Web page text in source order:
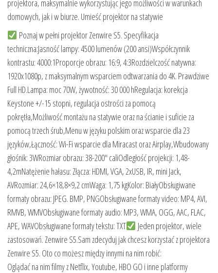
projektora, maksymalnie wykorzystując jego możliwości w warunkach
domowych, jak i w biurze. Umieść projektor na statywie
Poznaj w pełni projektor Zenwire S5. Specyfikacja
techniczna:Jasność lampy: 4500 lumenów (200 ansi)Współczynnik
kontrastu: 4000:1Proporcje obrazu: 16:9, 4:3Rozdzielczość natywna:
1920x1080p, z maksymalnym wsparciem odtwarzania do 4K. Prawdziwe
Full HD.Lampa: moc 70W, żywotność: 30 000 hRegulacja: korekcja
Keystone +/-15 stopni, regulacja ostrości za pomocą
pokrętła,Możliwość montażu na statywie oraz na ścianie i suficie za
pomocą trzech śrub,Menu w języku polskim oraz wsparcie dla 23
języków,Łączność: Wi-Fi wsparcie dla Miracast oraz Airplay,Wbudowany
głośnik: 3WRozmiar obrazu: 38-200″ caliOdległość projekcji: 1,48-
4,2mNatężenie hałasu: Złącza: HDMI, VGA, 2xUSB, IR, mini Jack,
AVRozmiar: 24,6×18,8×9,2 cmWaga: 1,75 kgKolor: BiałyObsługiwane
formaty obrazu: JPEG. BMP, PNGObsługiwane formaty video: MP4, AVI,
RMVB, WMVObsługiwane formaty audio: MP3, WMA, OGG, AAC, FLAC,
APE, WAVObsługiwane formaty tekstu: TXT
Jeden projektor, wiele
zastosowań. Zenwire S5.Sam zdecyduj jak chcesz korzystać z projektora
Zenwire S5. Oto co możesz między innymi na nim robić:
Oglądać na nim filmy z Netflix, Youtube, HBO GO i inne platformy